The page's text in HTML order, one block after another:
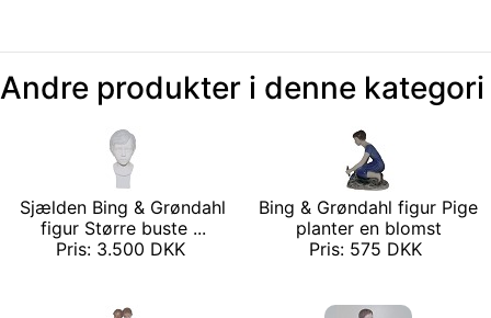
Andre produkter i denne kategori
Sjælden Bing & Grøndahl
figur Større buste ...
Pris: 3.500 DKK
Bing & Grøndahl figur Pige
planter en blomst
Pris: 575 DKK